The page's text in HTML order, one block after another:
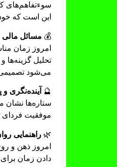
سوءتفاهم‌های
این است که
💰 مسائل مالی
امروز زمان
تحلیل
می‌شود
🔮 آینده‌نگری
ستاره‌ها نشان
موفقیت فردای
🌿 راهنمایی
امروز ذهن و
دادن زمان